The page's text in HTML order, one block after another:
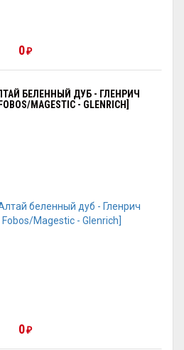
0 ₽
БЕЛЕННЫЙ ДУБ - ГЛЕНРИЧ
MAGESTIC - GLENRICH]
0 ₽